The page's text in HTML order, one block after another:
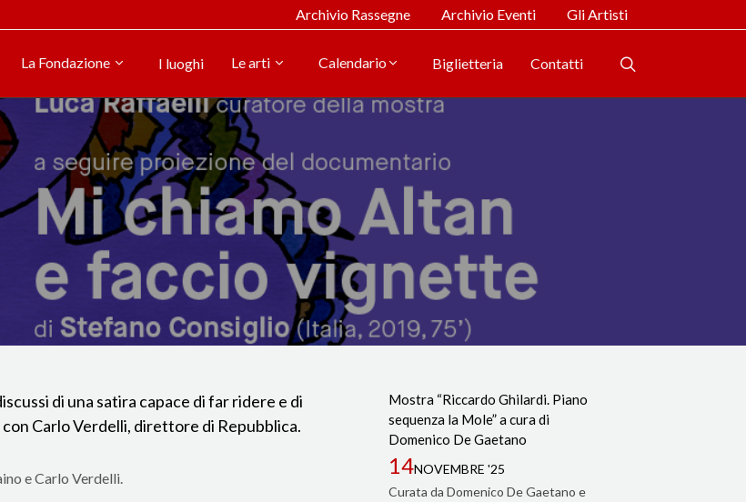
Archivio Rassegne Archivio Eventi Gli Artisti
La Fondazione I luoghi Le arti Calendario Biglietteria Contatti
di una satira capace di far ridere e di
Carlo Verdelli, direttore di Repubblica.
e Carlo Verdelli.
Mostra “Riccardo Ghilardi. Piano
sequenza la Mole” a cura di
Domenico De Gaetano
14NOVEMBRE '25
Curata da Domenico De Gaetano e